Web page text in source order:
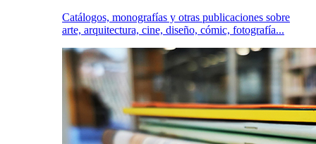
Catálogos, monografías y otras publicaciones sobre
arte, arquitectura, cine, diseño, cómic, fotografía...